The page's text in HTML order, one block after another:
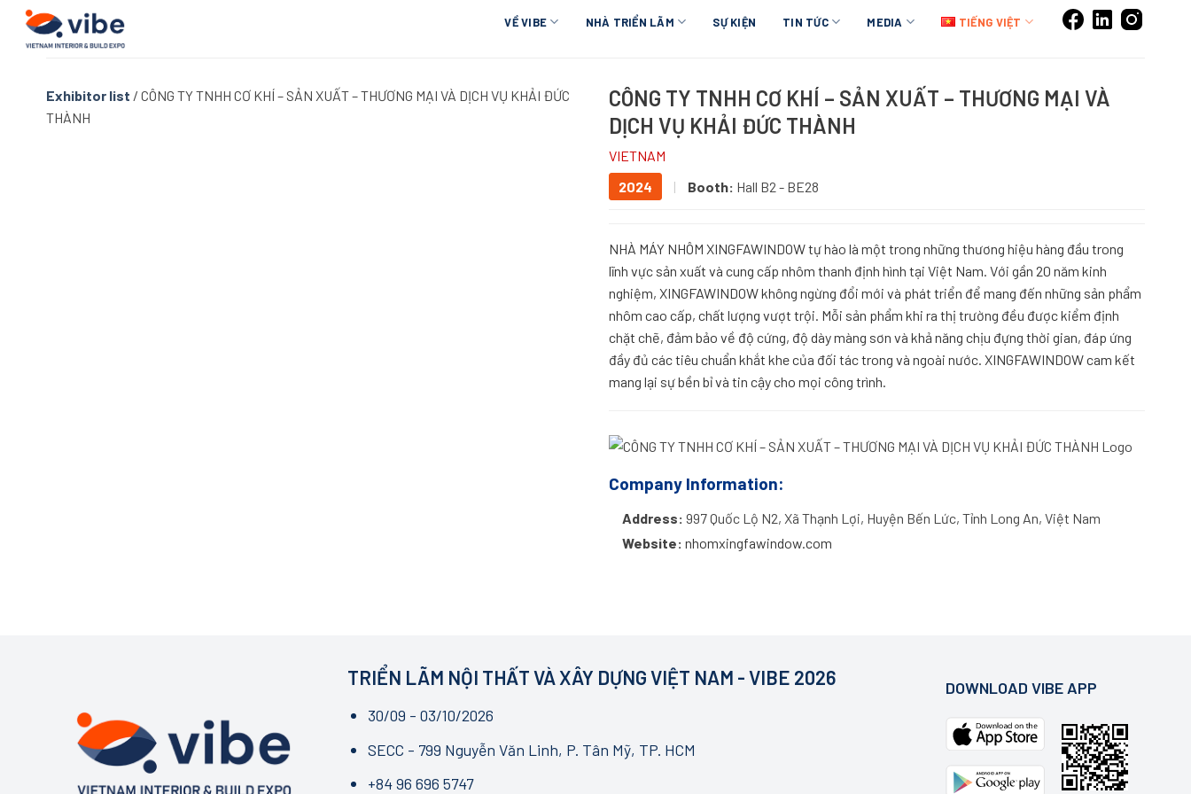
Skip
content
VỀ VIBE NHÀ TRIỂN LÃM SỰ KIỆN TIN TỨC MEDIA TIẾNG VIỆT
Exhibitor list / CÔNG TY TNHH CƠ KHÍ – SẢN XUẤT – THƯƠNG MẠI VÀ DỊCH VỤ KHẢI ĐỨC
THÀNH
CÔNG TY TNHH CƠ KHÍ – SẢN XUẤT – THƯƠNG MẠI VÀ
DỊCH VỤ KHẢI ĐỨC THÀNH
VIETNAM
2024
| Booth: Hall B2 - BE28
NHÀ MÁY NHÔM XINGFAWINDOW tự hào là một trong những thương hiệu hàng đầu trong
lĩnh vực sản xuất và cung cấp nhôm thanh định hình tại Việt Nam. Với gần 20 năm kinh
nghiệm, XINGFAWINDOW không ngừng đổi mới và phát triển để mang đến những sản phẩm
nhôm cao cấp, chất lượng vượt trội. Mỗi sản phẩm khi ra thị trường đều được kiểm định
chặt chẽ, đảm bảo về độ cứng, độ dày màng sơn và khả năng chịu đựng thời gian, đáp ứng
đầy đủ các tiêu chuẩn khắt khe của đối tác trong và ngoài nước. XINGFAWINDOW cam kết
mang lại sự bền bỉ và tin cậy cho mọi công trình.
Company Information:
Address: 997 Quốc Lộ N2, Xã Thạnh Lợi, Huyện Bến Lức, Tỉnh Long An, Việt Nam
Website: nhomxingfawindow.com
TRIỂN LÃM NỘI THẤT VÀ XÂY DỰNG VIỆT NAM - VIBE 2026
30/09 - 03/10/2026
SECC - 799 Nguyễn Văn Linh, P. Tân Mỹ, TP. HCM
+84 96 696 5747
DOWNLOAD VIBE APP